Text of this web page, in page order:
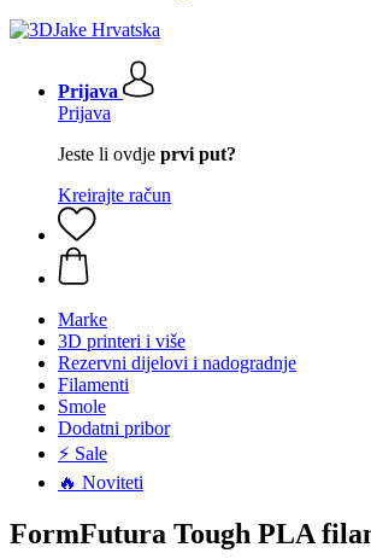
Prijava
Prijava
Jeste li ovdje prvi put?
Kreirajte račun
Marke
3D printeri i više
Rezervni dijelovi i nadogradnje
Filamenti
Smole
Dodatni pribor
⚡ Sale
🔥 Noviteti
FormFutura Tough PLA